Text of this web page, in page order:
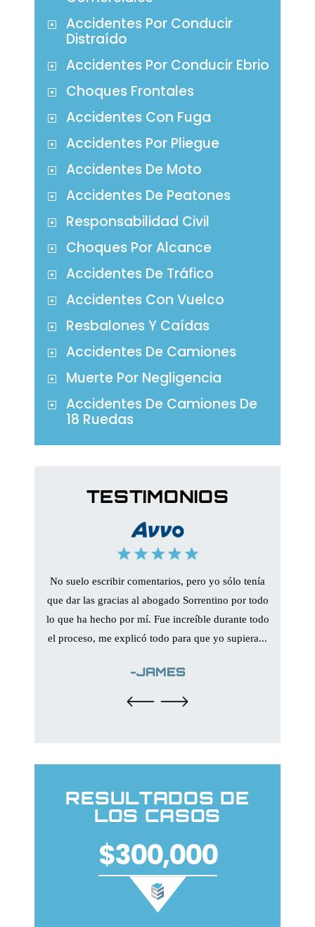
Accidentes Por Conducir
Distraído
Accidentes Por Conducir Ebrio
Choques Frontales
Accidentes Con Fuga
Accidentes Por Pliegue
Accidentes De Moto
Accidentes De Peatones
Responsabilidad Civil
Choques Por Alcance
Accidentes De Tráfico
Accidentes Con Vuelco
Resbalones Y Caídas
Accidentes De Camiones
Muerte Por Negligencia
Accidentes De Camiones De
18 Ruedas
TESTIMONIOS
No suelo escribir comentarios, pero yo sólo tenía
que dar las gracias al abogado Sorrentino por todo
lo que ha hecho por mí. Fue increíble durante todo
el proceso, me explicó todo para que yo supiera...
-JAMES
RESULTADOS DE
LOS CASOS
$300,000